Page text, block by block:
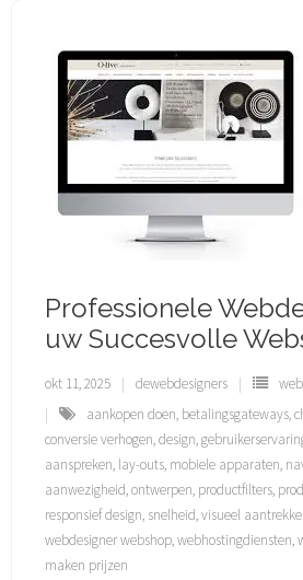
Professionele
uw Succesvolle
okt 11, 2025 dewebdesigners
aankopen doen, betalingsgateways,
conversie verhogen,design,
aanspreken, lay-outs, mobiele apparaten,
aanwezigheid,ontwerpen, productfilters,
responsief design, snelheid,visueel
webdesigner webshop,webhostingdiensten,
maken prijzen